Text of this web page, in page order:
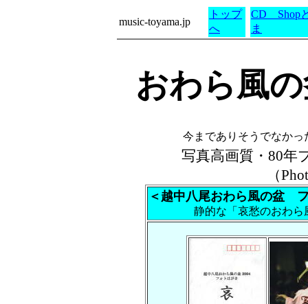
music-toyama.jp
トップ
へ
CD Shop
ま
おわら風
今までありそうでなか
写真高画質・80年
（
＜越中八尾おわら風の盆
静的な「哀愁のおわ